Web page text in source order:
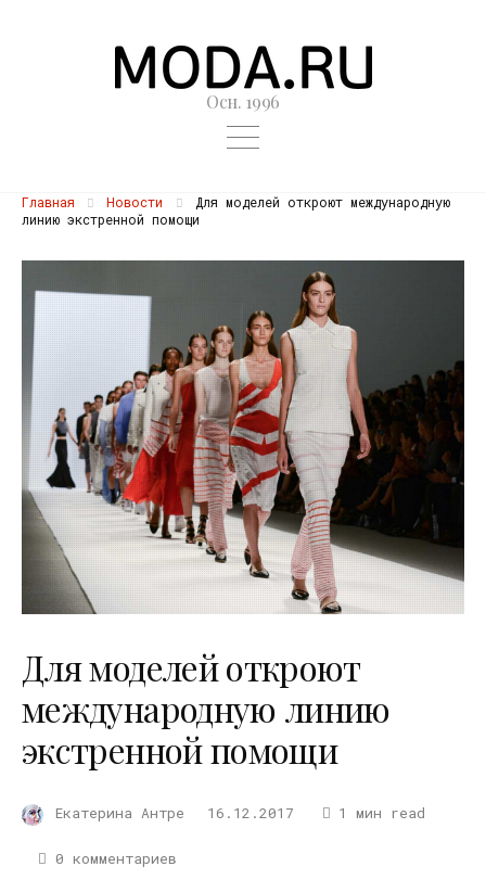
Осн. 1996
Главная Новости
Для моделей откроют международную
линию экстренной помощи
Для моделей откроют
международную линию
экстренной помощи
Екатерина Антре 16.12.2017 1 мин read
0 комментариев